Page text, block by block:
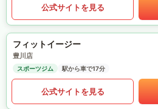
公式サイトを見る
フィットイージー
豊川店
スポーツジム 駅から車で17分
公式サイトを見る